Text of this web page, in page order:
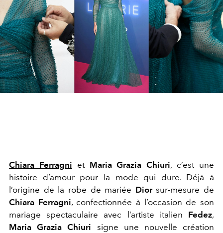
Chiara Ferragni et Maria Grazia Chiuri, c’est une
histoire d’amour pour la mode qui dure. Déjà à
l’origine de la robe de mariée Diorsur-mesure de
Chiara Ferragni, confectionnée à l’occasion de son
mariage spectaculaire avec l’artiste italien Fedez,
Maria Grazia Chiuri signe une nouvelle création